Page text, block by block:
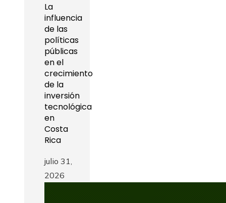
La
influencia
de las
políticas
públicas
en el
crecimiento
de la
inversión
tecnológica
en
Costa
Rica
julio 31,
2026